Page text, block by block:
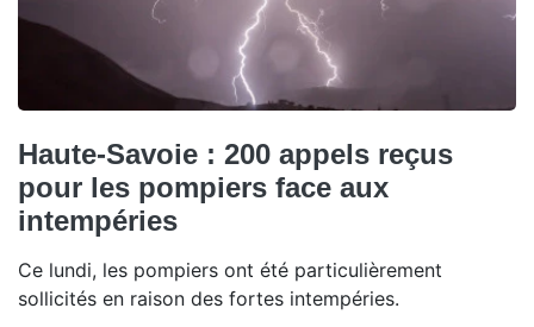
Haute-Savoie : 200 appels reçus
pour les pompiers face aux
intempéries
Ce lundi, les pompiers ont été particulièrement
sollicités en raison des fortes intempéries.